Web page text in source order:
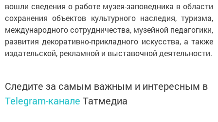
вошли сведения о работе музея-заповедника в области
сохранения объектов культурного наследия, туризма,
международного сотрудничества, музейной педагогики,
развития декоративно-прикладного искусства, а также
издательской, рекламной и выставочной деятельности.
Следите за самым важным и интересным в
Telegram-канале Татмедиа